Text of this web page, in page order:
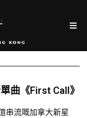
曲《First Call》
串流嘅加拿大新星